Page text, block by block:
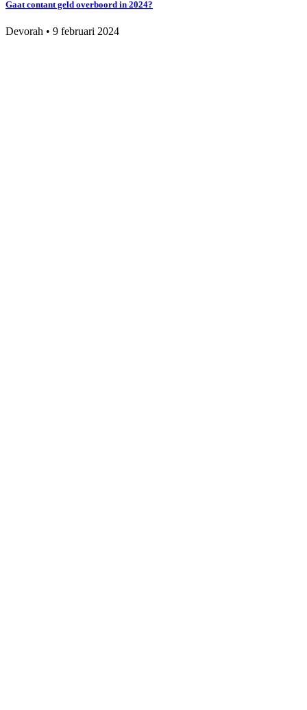
Gaat contant geld overboord in 2024?
Devorah • 9 februari 2024